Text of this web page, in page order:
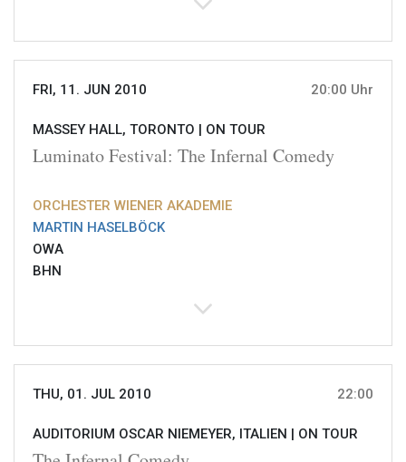
FRI, 11. JUN 2010 20:00 Uhr
MASSEY HALL, TORONTO | ON TOUR
Luminato Festival: The Infernal Comedy
ORCHESTER WIENER AKADEMIE
MARTIN HASELBÖCK
OWA
BHN
THU, 01. JUL 2010 22:00
AUDITORIUM OSCAR NIEMEYER, ITALIEN | ON TOUR